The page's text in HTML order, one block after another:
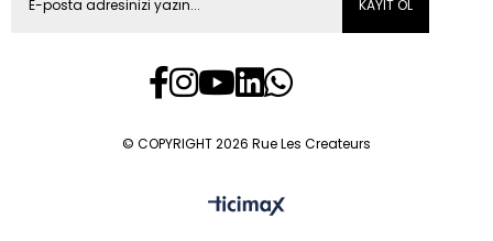
KAYIT OL
© COPYRIGHT 2026 Rue Les Createurs